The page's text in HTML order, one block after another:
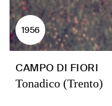
1956
CAMPO DI FIORI
Tonadico (Trento)